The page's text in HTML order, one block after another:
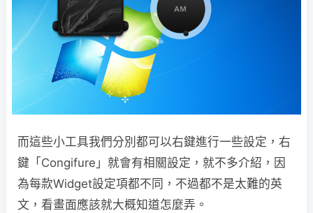
而這些小工具我們分別都可以右鍵進行一些設定，右
鍵「Congifure」就會有相關設定，就不多介紹，因
為每款Widget設定項都不同，不過都不是太難的英
文，看畫面應該就大概知道怎麼弄。